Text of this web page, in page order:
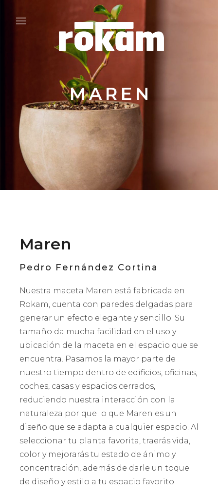
MAREN
Maren
Pedro Fernández Cortina
Nuestra maceta Maren está fabricada en
Rokam, cuenta con paredes delgadas para
generar un efecto elegante y sencillo. Su
tamaño da mucha facilidad en el uso y
ubicación de la maceta en el espacio que se
encuentra. Pasamos la mayor parte de
nuestro tiempo dentro de edificios, oficinas,
coches, casas y espacios cerrados,
reduciendo nuestra interacción con la
naturaleza por que lo que Maren es un
diseño que se adapta a cualquier espacio. Al
seleccionar tu planta favorita, traerás vida,
color y mejorarás tu estado de ánimo y
concentración, además de darle un toque
de diseño y estilo a tu espacio favorito.